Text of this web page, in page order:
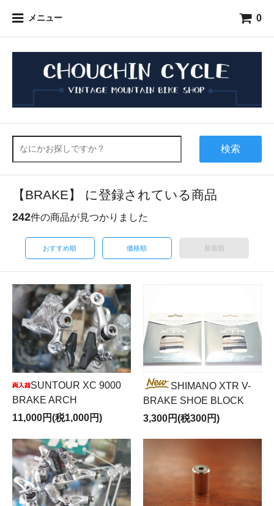
メニュー 0
検索
【BRAKE】 に登録されている商品
242件の商品が見つかりました
おすすめ順 価格順 新着順
SUNTOUR XC 9000
BRAKE ARCH
11,000円(税1,000円)
SHIMANO XTR V-
BRAKE SHOE BLOCK
3,300円(税300円)